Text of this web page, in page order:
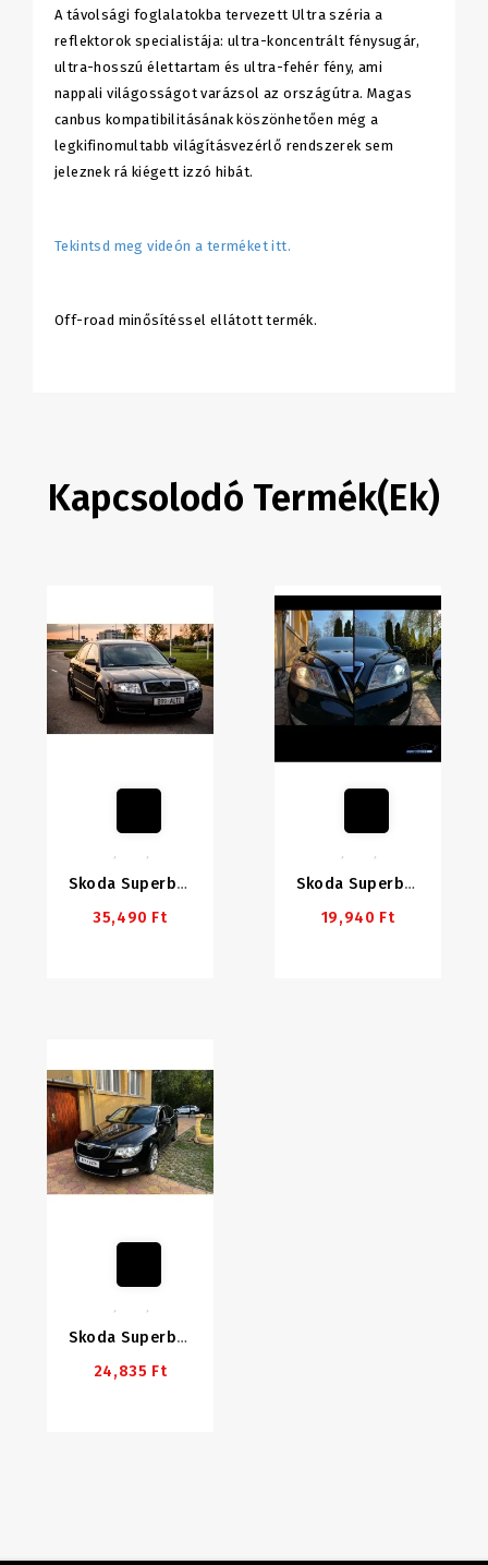
A távolsági foglalatokba tervezett Ultra széria a
reflektorok specialistája: ultra-koncentrált fénysugár,
ultra-hosszú élettartam és ultra-fehér fény, ami
nappali világosságot varázsol az országútra. Magas
canbus kompatibilitásának köszönhetően még a
legkifinomultabb világításvezérlő rendszerek sem
jeleznek rá kiégett izzó hibát.
Tekintsd meg videón a terméket itt.
Off-road minősítéssel ellátott termék.
Kapcsolodó Termék(ek)
Skoda Superb 1 (2002-2008) Első Lámpa Szett HALOGÉN Lámpához
35,490 Ft
Skoda Superb 2/Octavia 2FL LED Tompított Szett
19,940 Ft
Skoda Superb 2/Octavia 2FL LED PRÉMIUM Tompított Szett / Hibakódmentes
24,835 Ft